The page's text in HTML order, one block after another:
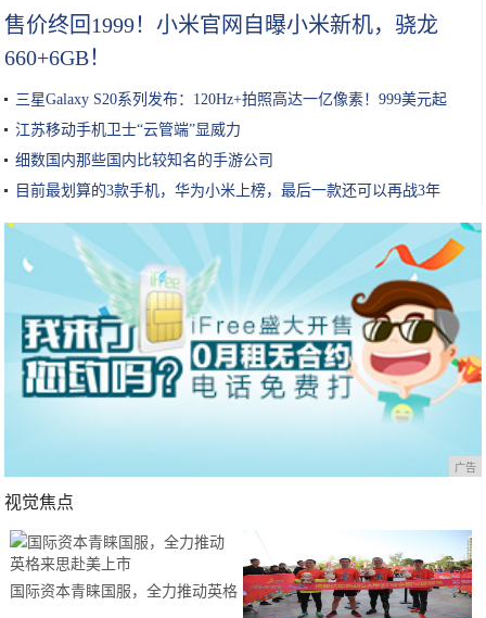
售价终回1999！小米官网自曝小米新机，骁龙
660+6GB！
三星Galaxy S20系列发布：120Hz+拍照高达一亿像素！999美元起
江苏移动手机卫士“云管端”显威力
细数国内那些国内比较知名的手游公司
目前最划算的3款手机，华为小米上榜，最后一款还可以再战3年
广告
视觉焦点
国际资本青睐国服，全力推动英格